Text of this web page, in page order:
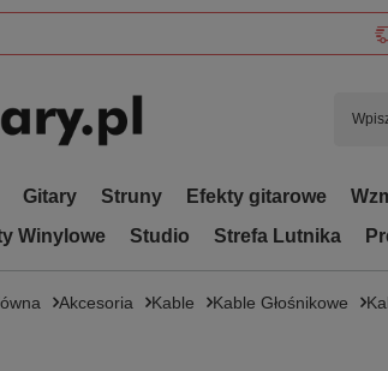
Gitary Struny Efekty gitarowe
Winylowe Studio Strefa Lutnika
Akcesoria Kable Kable Głośnikowe